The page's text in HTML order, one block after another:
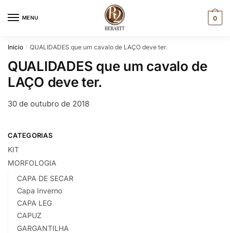
MENU 0
Início / QUALIDADES que um cavalo de LAÇO deve ter.
QUALIDADES que um cavalo de
LAÇO deve ter.
30 de outubro de 2018
CATEGORIAS
KIT
MORFOLOGIA
CAPA DE SECAR
Capa Inverno
CAPA LEG
CAPUZ
GARGANTILHA